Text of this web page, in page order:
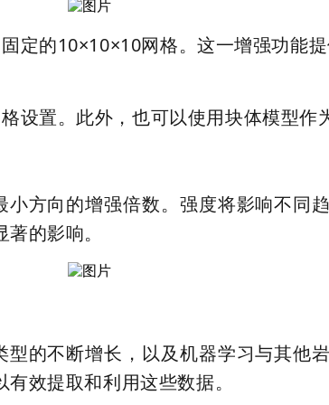
定的10×10×10网格。这一增强功能
置。此外，也可以使用块体模型作
方向的增强倍数。强度将影响不同
的影响。
的不断增长，以及机器学习与其他
效提取和利用这些数据。